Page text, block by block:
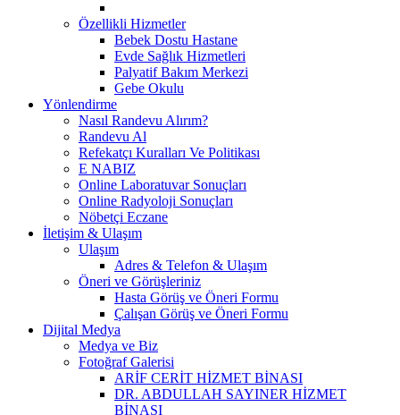
Özellikli Hizmetler
Bebek Dostu Hastane
Evde Sağlık Hizmetleri
Palyatif Bakım Merkezi
Gebe Okulu
Yönlendirme
Nasıl Randevu Alırım?
Randevu Al
Refekatçı Kuralları Ve Politikası
E NABIZ
Online Laboratuvar Sonuçları
Online Radyoloji Sonuçları
Nöbetçi Eczane
İletişim & Ulaşım
Ulaşım
Adres & Telefon & Ulaşım
Öneri ve Görüşleriniz
Hasta Görüş ve Öneri Formu
Çalışan Görüş ve Öneri Formu
Dijital Medya
Medya ve Biz
Fotoğraf Galerisi
ARİF CERİT HİZMET BİNASI
DR. ABDULLAH SAYINER HİZMET
BİNASI